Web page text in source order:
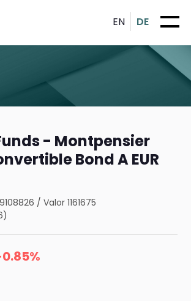
EN DE
- Montpensier
Bond A EUR
/Valor 1161675